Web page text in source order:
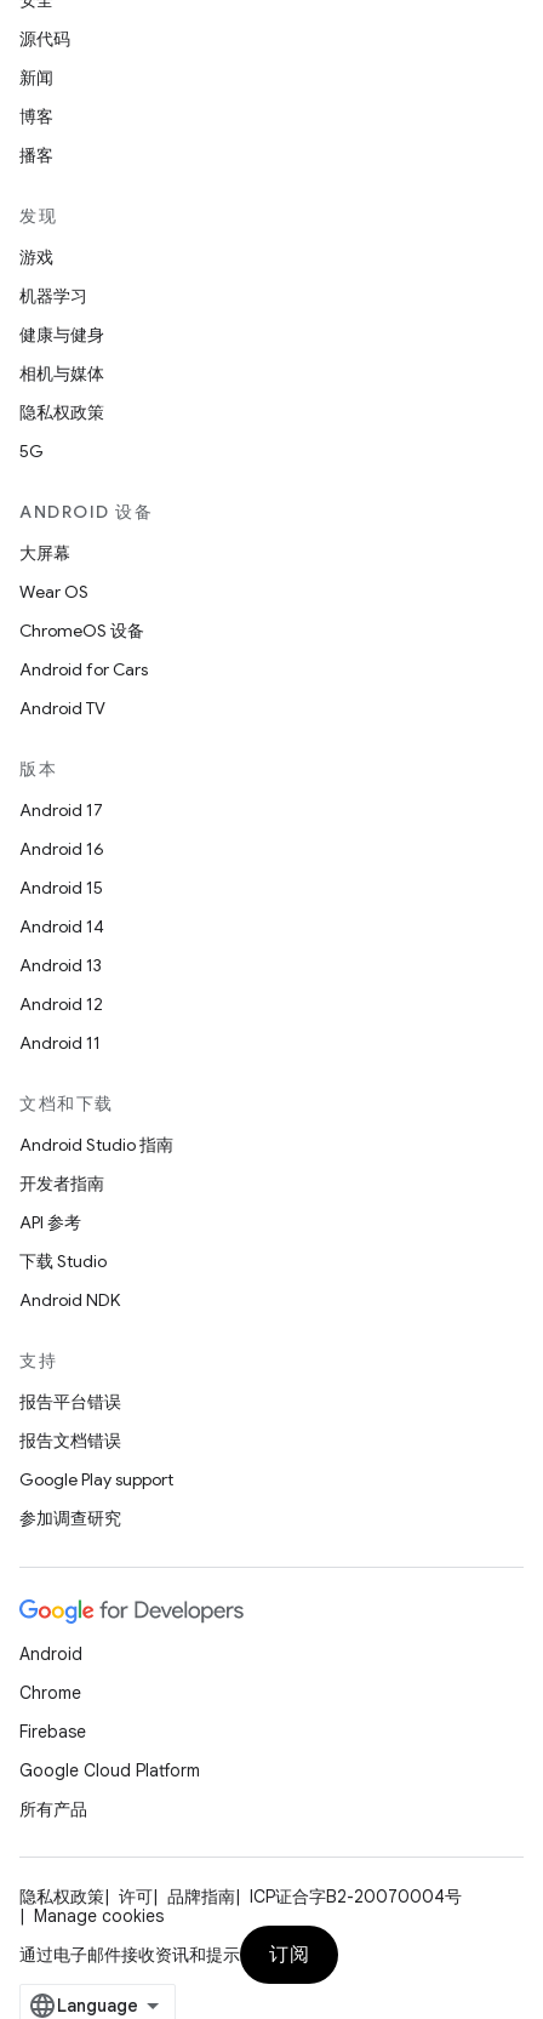
源代码
新闻
博客
播客
发现
游戏
机器学习
健康与健身
相机与媒体
隐私权政策
5G
ANDROID 设备
大屏幕
Wear OS
ChromeOS 设备
Android for Cars
Android TV
版本
Android 17
Android 16
Android 15
Android 14
Android 13
Android 12
Android 11
文档和下载
Android Studio 指南
开发者指南
API 参考
下载 Studio
Android NDK
支持
报告平台错误
报告文档错误
Google Play support
参加调查研究
Android
Chrome
Firebase
Google Cloud Platform
所有产品
隐私权政策 许可 品牌指南
ICP证合字B2-20070004号
Manage cookies
通过电子邮件接收资讯和提示
订阅